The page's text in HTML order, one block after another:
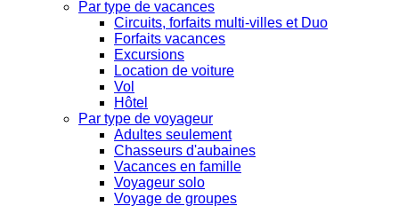
Par type de vacances
Circuits, forfaits multi-villes et Duo
Forfaits vacances
Excursions
Location de voiture
Vol
Hôtel
Par type de voyageur
Adultes seulement
Chasseurs d'aubaines
Vacances en famille
Voyageur solo
Voyage de groupes